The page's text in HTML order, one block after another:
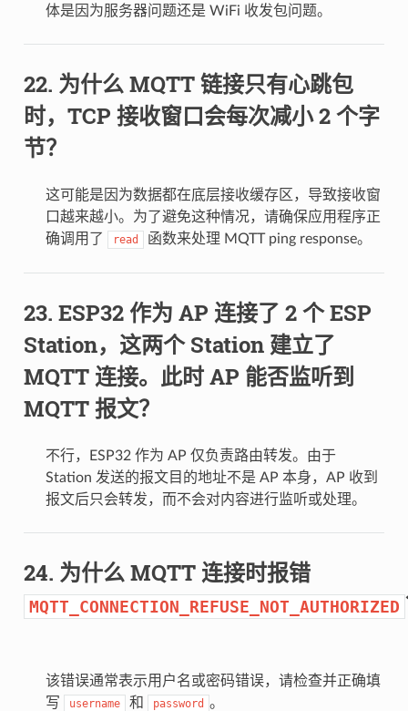
体是因为服务器问题还是 WiFi 收发包问题。
为什么 MQTT 链接只有心跳包
时，TCP 接收窗口会每次减小 2 个字
节？
这可能是因为数据都在底层接收缓存区，导致接收窗
口越来越小。为了避免这种情况，请确保应用程序正
确调用了
read 函数来处理 MQTT ping response。
ESP32 作为 AP 连接了 2 个 ESP
Station，这两个 Station 建立了
MQTT 连接。此时 AP 能否监听到
MQTT 报文？
不行，ESP32 作为 AP 仅负责路由转发。由于
Station 发送的报文目的地址不是 AP 本身，AP 收到
报文后只会转发，而不会对内容进行监听或处理。
为什么 MQTT 连接时报错
MQTT_CONNECTION_REFUSE_NOT_AUTHORIZED
该错误通常表示用户名或密码错误，请检查并正确填
写
username 和 password 。